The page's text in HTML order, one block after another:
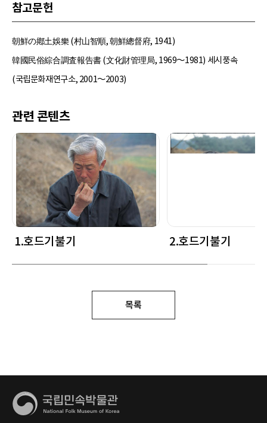
참고문헌
朝鮮の鄕土娛樂 (村山智順, 朝鮮總督府, 1941)
韓國民俗綜合調査報告書 (文化財管理局, 1969～1981) 세시풍속
(국립문화재연구소, 2001～2003)
관련 콘텐츠
1.호드기불기 2.호드기불기
목록